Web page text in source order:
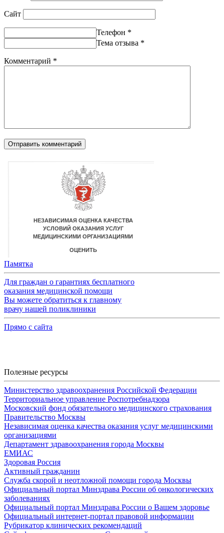
Сайт
Телефон *
Тема отзыва *
Комментарий *
Памятка
Для граждан о гарантиях бесплатного
оказания медицинской помощи
Вы можете обратиться к главному
врачу нашей поликлиники
Прямо с сайта
Полезные ресурсы
Министерство здравоохранения Российской Федерации
Территориальное управление Роспотребнадзора
Московский фонд обязательного медицинского страхования
Правительство Москвы
Независимая оценка качества оказания услуг медицинскими
организациями
Департамент здравоохранения города Москвы
ЕМИАС
Здоровая Россия
Активный гражданин
Служба скорой и неотложной помощи города Москвы
Официальный портал Минздрава России об онкологических
заболеваниях
Официальный портал Минздрава России о Вашем здоровье
Официальный интернет-портал правовой информации
Рубрикатор клинических рекомендаций